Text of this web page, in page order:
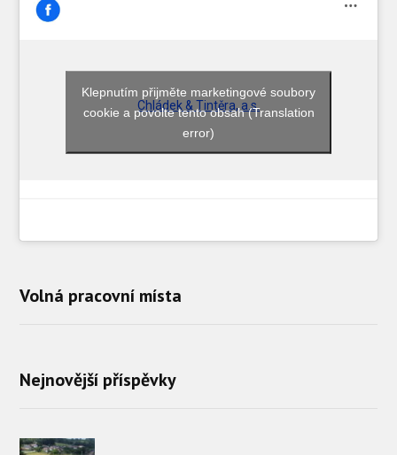
Chládek & Tintěra, a.s.
Klepnutím přijměte marketingové soubory
cookie a povolte tento obsah (Translation
error)
Volná pracovní místa
Nejnovější příspěvky